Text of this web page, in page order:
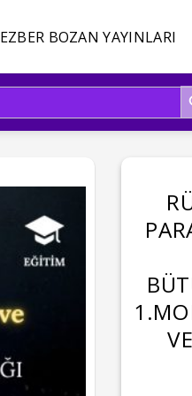
EZBER BOZAN YAYINLARI